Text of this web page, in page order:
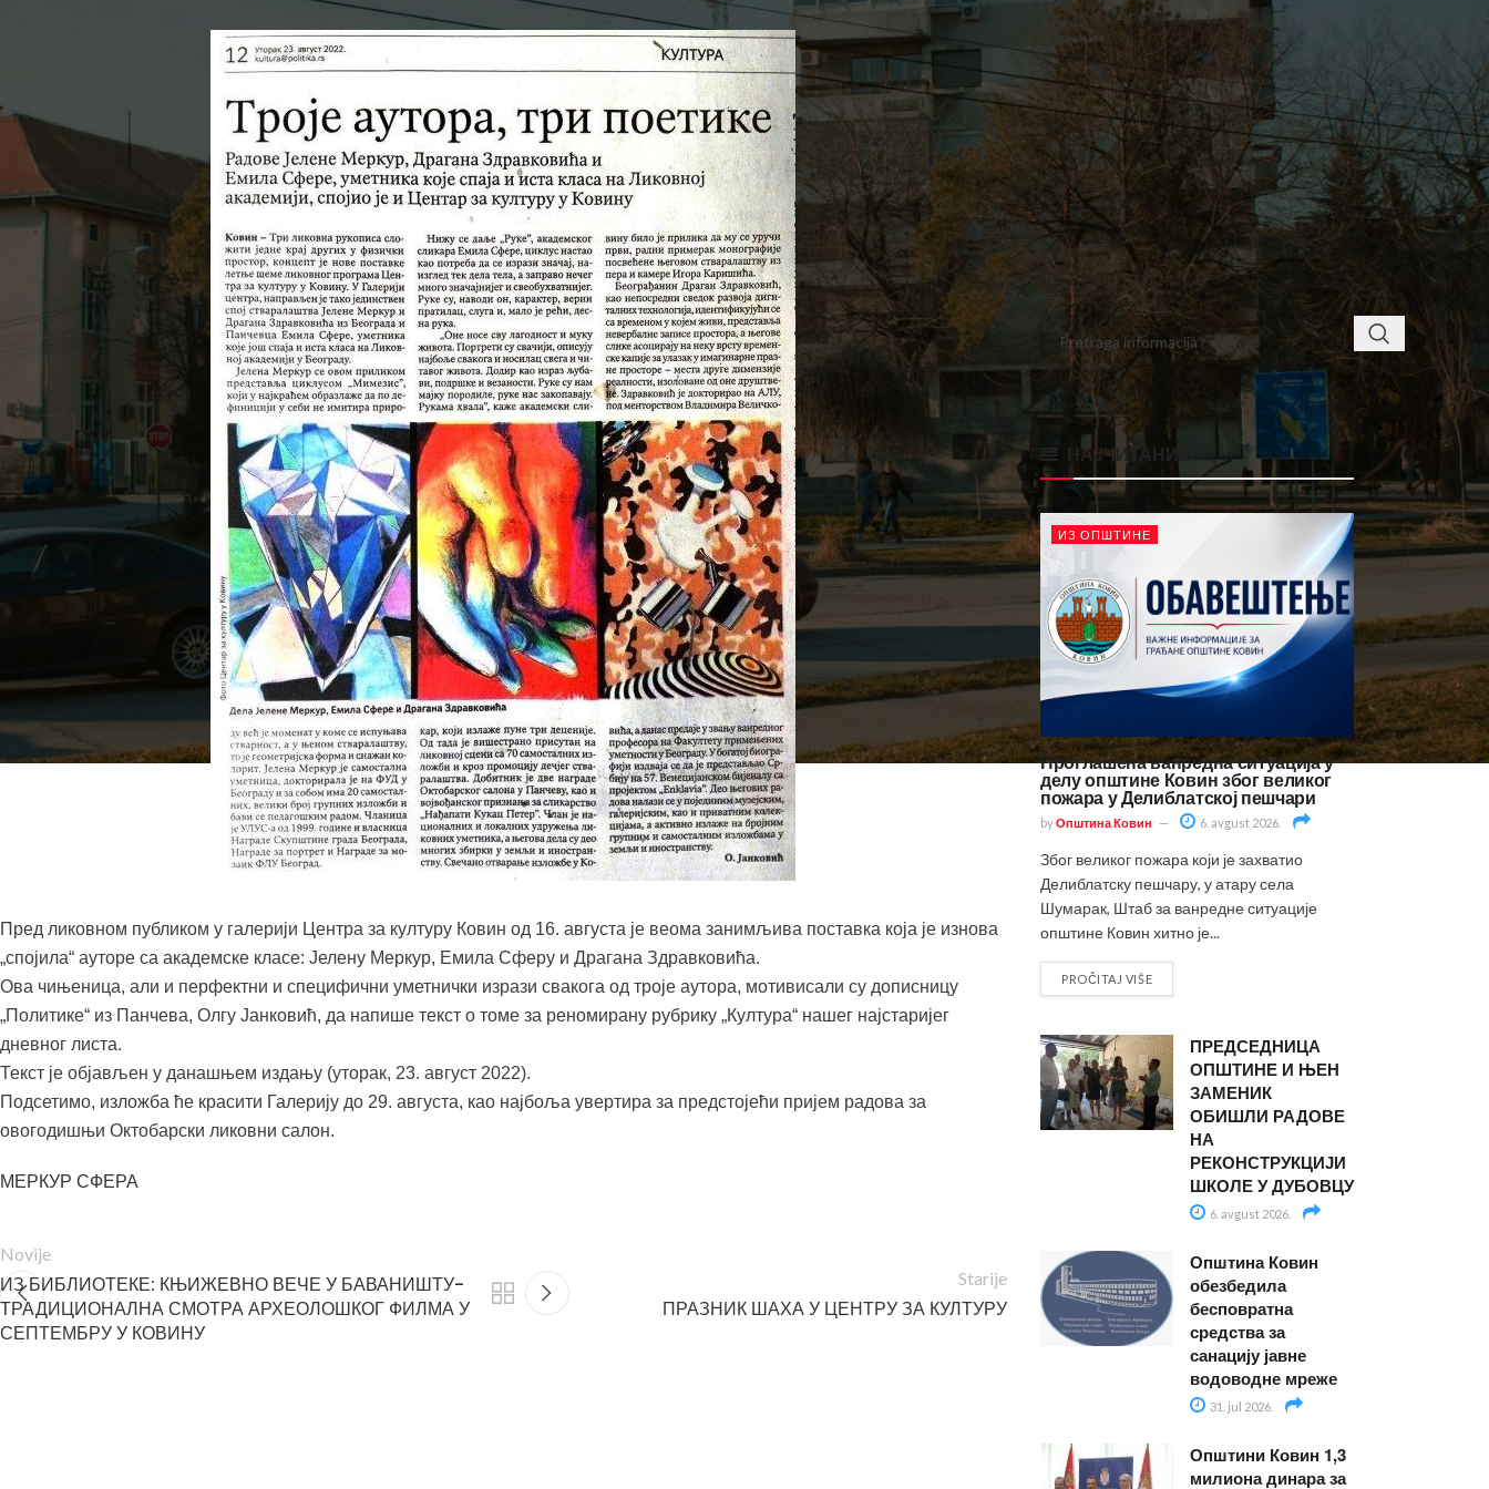
Objavljeno od Општина Ковин On 23. avgust 2022.
Пред ликовном публиком у галерији Центра за културу Ковин од 16. августа је веома занимљива поставка која је изнова
„спојила“ ауторе са академске класе: Јелену Меркур, Емила Сферу и Драгана Здравковића.
Ова чињеница, али и перфектни и специфични уметнички изрази свакога од троје аутора, мотивисали су дописницу
„Политике“ из Панчева, Олгу Јанковић, да напише текст о томе за реномирану рубрику „Култура“ нашег најстаријег
дневног листа.
Текст је објављен у данашњем издању (уторак, 23. август 2022).
Подсетимо, изложба ће красити Галерију до 29. августа, као најбоља увертира за предстојећи пријем радова за
овогодишњи Октобарски ликовни салон.
МЕРКУР СФЕРА
Novije
ИЗ БИБЛИОТЕКЕ: КЊИЖЕВНО ВЕЧЕ У БАВАНИШТУ-
ТРАДИЦИОНАЛНА СМОТРА АРХЕОЛОШКОГ ФИЛМА У
СЕПТЕМБРУ У КОВИНУ
Starije
ПРАЗНИК ШАХА У ЦЕНТРУ ЗА КУЛТУРУ
8 10 13
15 16 17 18 19
22 23 24 25 26 27 28
29 30
31
« jul
sep »
< class="widget-title">ПРОНАЂИТЕ
НАЈЧИТАНИЈЕ
ИЗ ОПШТИНЕ
Проглашена ванредна ситуација у
делу општине Ковин због великог
пожара у Делиблатској пешчари
byОпштина Ковин 6. avgust 2026.
Због великог пожара који је захватио
Делиблатску пешчару, у атару села
Шумарак, Штаб за ванредне ситуације
општине Ковин хитно је...
PROČITAJ VIŠE
ПРЕДСЕДНИЦА
ОПШТИНЕ И ЊЕН
ЗАМЕНИК
ОБИШЛИ РАДОВЕ
НА
РЕКОНСТРУКЦИЈИ
ШКОЛЕ У ДУБОВЦУ
6. avgust 2026.
Општина Ковин
обезбедила
бесповратна
средства за
санацију јавне
водоводне мреже
31. jul 2026.
Општини Ковин 1,3
милиона динара за